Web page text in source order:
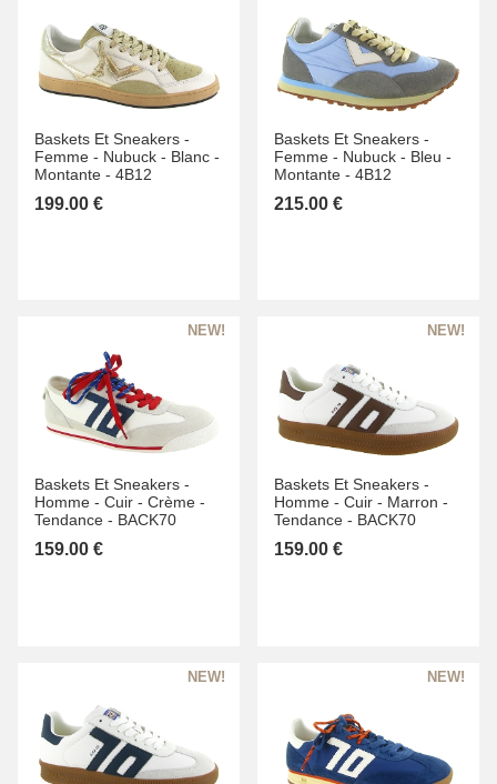
Baskets Et Sneakers -
Femme - Nubuck - Blanc -
Montante - 4B12
199.00 €
Baskets Et Sneakers -
Femme - Nubuck - Bleu -
Montante - 4B12
215.00 €
Baskets Et Sneakers -
Homme - Cuir - Crème -
Tendance - BACK70
159.00 €
Baskets Et Sneakers -
Homme - Cuir - Marron -
Tendance - BACK70
159.00 €